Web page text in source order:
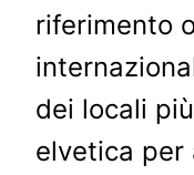
riferimento
dei locali
elvetica per